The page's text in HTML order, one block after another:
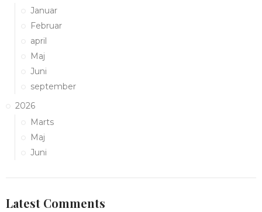
Januar
Februar
april
Maj
Juni
september
2026
Marts
Maj
Juni
Latest Comments